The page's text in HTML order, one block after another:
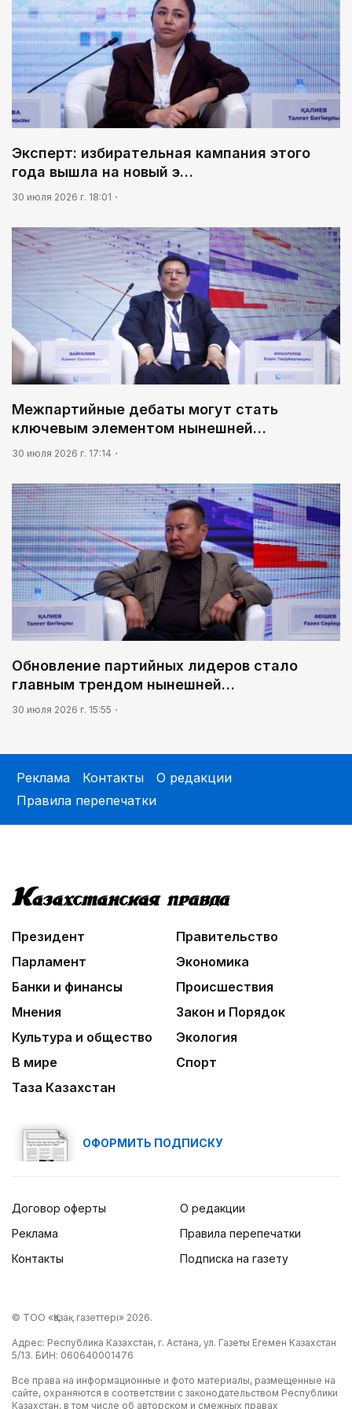
Эксперт: избирательная кампания этого
года вышла на новый э…
30 июля 2026 г. 18:01
Межпартийные дебаты могут стать
ключевым элементом нынешней…
30 июля 2026 г. 17:14
Обновление партийных лидеров стало
главным трендом нынешней…
30 июля 2026 г. 15:55
Реклама Контакты
О редакции
Правила перепечатки
Президент
Правительство
Парламент
Экономика
Банки и финансы
Происшествия
Мнения
Закон и Порядок
Культура и общество
Экология
В мире
Спорт
Таза Казахстан
ОФОРМИТЬ ПОДПИСКУ
Договор оферты
Реклама
Контакты
О редакции
Правила перепечатки
Подписка на газету
© ТОО «Қазақ газеттері» 2026.
Адрес: Республика Казахстан, г. Астана, ул. Газеты Егемен Казахстан
5/13. БИН: 060640001476
Все права на информационные и фото материалы, размещенные на
сайте, охраняются в соответствии с законодательством Республики
Казахстан, в том числе об авторском и смежных правах